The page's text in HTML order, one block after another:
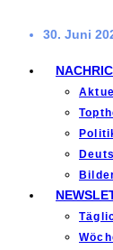
30. Juni